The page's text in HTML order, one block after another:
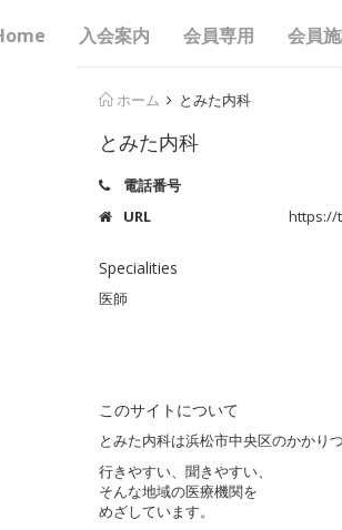
入会案内 会員専用 会員
ホーム とみた内科
とみた内科
電話番号
URL
https://
Specialities
医師
このサイトについて
とみた内科は浜松市中央区のかかり
行きやすい、聞きやすい、
そんな地域の医療機関を
めざしています。